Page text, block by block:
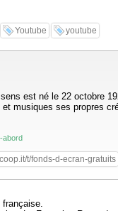
Youtube youtube
est né le 22 octobre
musiques ses propres
abord
t/fonds-d-ecran-gratuits